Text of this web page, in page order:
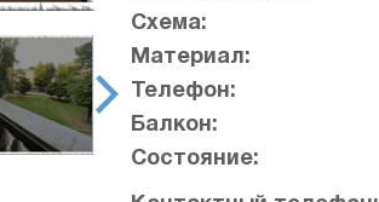
next
Схема:
Материал:
Телефон:
Балкон:
Состояние: